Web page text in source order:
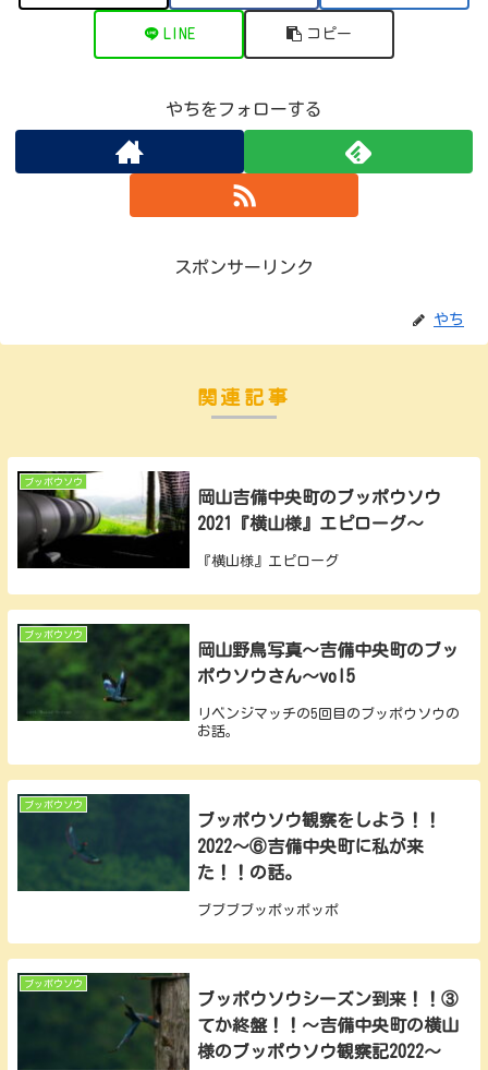
LINE コピー
やちをフォローする
スポンサーリンク
やち
関連記事
ブッポウソウ
岡山吉備中央町のブッポウソウ
2021『横山様』エピローグ～
『横山様』エピローグ
ブッポウソウ
岡山野鳥写真～吉備中央町のブッ
ポウソウさん～vol5
リベンジマッチの5回目のブッポウソウの
お話。
ブッポウソウ
ブッポウソウ観察をしよう！！
2022～⑥吉備中央町に私が来
た！！の話。
ブブブブッポッポッポ
ブッポウソウ
ブッポウソウシーズン到来！！③
てか終盤！！～吉備中央町の横山
様のブッポウソウ観察記2022～